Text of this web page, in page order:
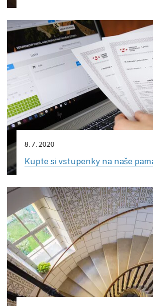
8. 7. 2020
Kupte si vstupenky na naše